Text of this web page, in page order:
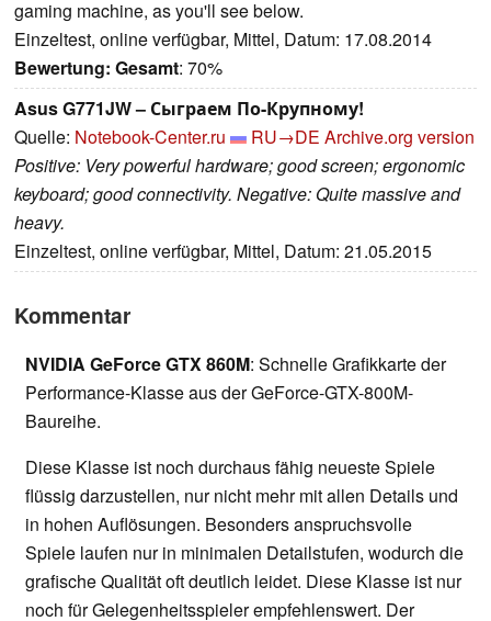
gaming machine, as you'll see below.
Einzeltest, online verfügbar, Mittel, Datum: 17.08.2014
Bewertung: Gesamt: 70%
Asus G771JW – Сыграем По-Крупному!
Quelle: Notebook-Center.ru RU→DE Archive.org version
Positive: Very powerful hardware; good screen; ergonomic
keyboard; good connectivity. Negative: Quite massive and
heavy.
Einzeltest, online verfügbar, Mittel, Datum: 21.05.2015
Kommentar
NVIDIA GeForce GTX 860M: Schnelle Grafikkarte der
Performance-Klasse aus der GeForce-GTX-800M-
Baureihe.
Diese Klasse ist noch durchaus fähig neueste Spiele
flüssig darzustellen, nur nicht mehr mit allen Details und
in hohen Auflösungen. Besonders anspruchsvolle
Spiele laufen nur in minimalen Detailstufen, wodurch die
grafische Qualität oft deutlich leidet. Diese Klasse ist nur
noch für Gelegenheitsspieler empfehlenswert. Der